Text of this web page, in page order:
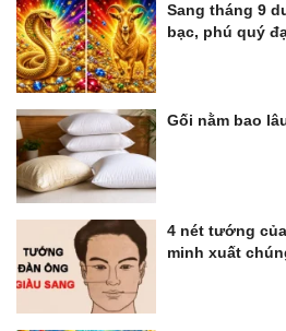
Sang tháng 9
bạc, phú quý
Gối nằm bao
4 nét tướng
minh xuất